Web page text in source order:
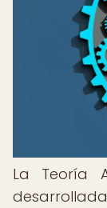
La Teoría